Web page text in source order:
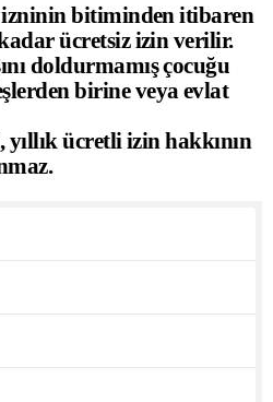
izninin bitiminden itibaren
ücretsiz izin verilir.
doldurmamış çocuğu
birine veya evlat
ücretli izin hakkının